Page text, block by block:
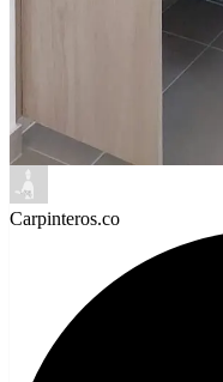
Carpinteros.co